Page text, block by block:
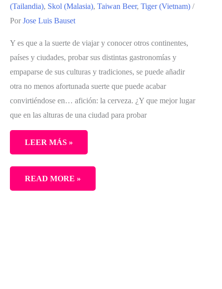
(Tailandia), Skol (Malasia), Taiwan Beer, Tiger (Vietnam) /
Por Jose Luis Bauset
Y es que a la suerte de viajar y conocer otros continentes,
países y ciudades, probar sus distintas gastronomías y
empaparse de sus culturas y tradiciones, se puede añadir
otra no menos afortunada suerte que puede acabar
convirtiéndose en… afición: la cerveza. ¿Y que mejor lugar
que en las alturas de una ciudad para probar
LEER MÁS »
9
CERVEZAS
READ MORE »